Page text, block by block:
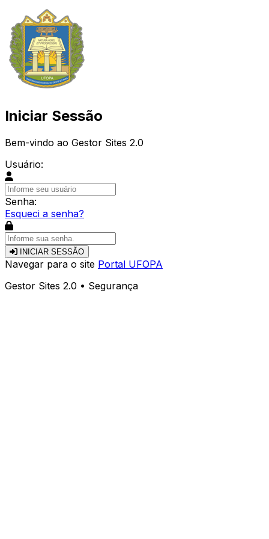
Iniciar Sessão
Bem-vindo ao Gestor Sites 2.0
Usuário:
Senha:
Esqueci a senha?
INICIAR SESSÃO
Navegar para o site Portal UFOPA
Gestor Sites 2.0 • Segurança